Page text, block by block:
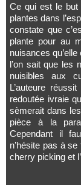
Ce qui est le but
plantes dans
constate que
plante pour au
nuisances
l’on sait que les
nuisibles aux
L’auteure
redoutée ivraie
sèmerait dans
pièce à la
Cependant il
n’hésite pas à
cherry picking et